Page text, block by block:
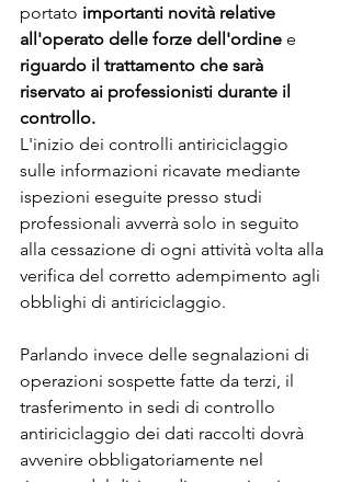
portato importanti novità relative
all'operato delle forze dell'ordine e
riguardo il trattamento che sarà
riservato ai professionisti durante il
controllo.
L'inizio dei controlli antiriciclaggio
sulle informazioni ricavate mediante
ispezioni eseguite presso studi
professionali avverrà solo in seguito
alla cessazione di ogni attività volta alla
verifica del corretto adempimento agli
obblighi di antiriciclaggio.
Parlando invece delle segnalazioni di
operazioni sospette fatte da terzi, il
trasferimento in sedi di controllo
antiriciclaggio dei dati raccolti dovrà
avvenire obbligatoriamente nel